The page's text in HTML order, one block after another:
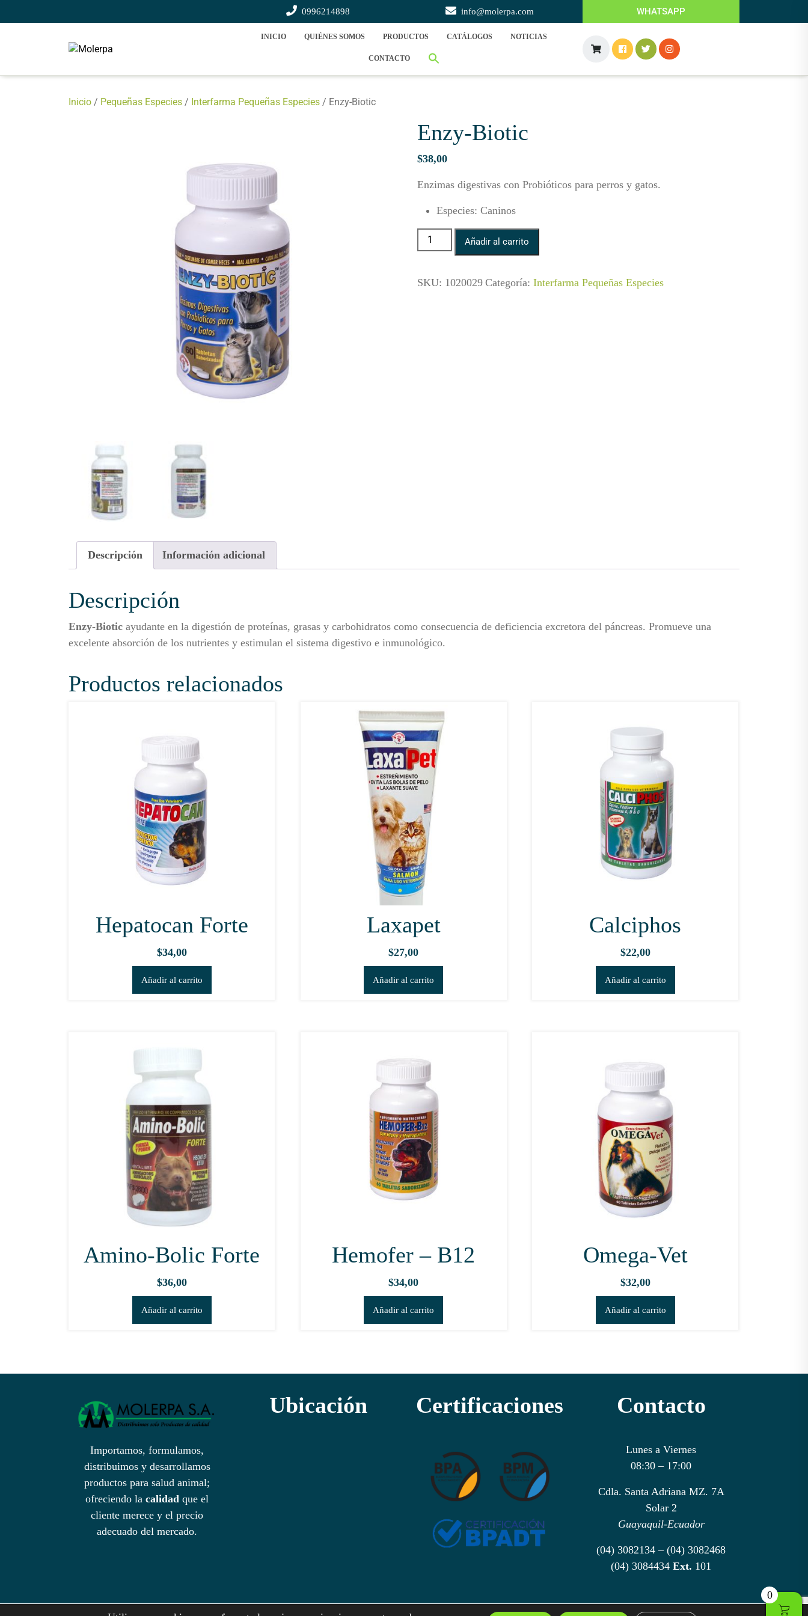
al
0996214898 info@molerpa.com WHATSAPP
INICIO QUIÉNES SOMOS PRODUCTOS CATÁLOGOS NOTICIAS
CONTACTO
Inicio / Pequeñas Especies / Interfarma Pequeñas Especies / Enzy-Biotic
Enzy-Biotic
$38,00
Enzimas digestivas con Probióticos para perros y gatos.
Especies:Caninos
Enzy-Biotic cantidad
Añadir al carrito
SKU: 1020029 Categoría:Interfarma Pequeñas Especies
Descripción Información adicional
Descripción
Enzy-Biotic ayudante en la digestión de proteínas, grasas y carbohidratos como consecuencia de deficiencia excretora del páncreas. Promueve una
excelente absorción de los nutrientes y estimulan el sistema digestivo e inmunológico.
Productos relacionados
Hepatocan Forte
$34,00
Añadir al carrito
Laxapet
$27,00
Añadir al carrito
Calciphos
$22,00
Añadir al carrito
Amino-Bolic Forte
$36,00
Añadir al carrito
Hemofer – B12
$34,00
Añadir al carrito
Omega-Vet
$32,00
Añadir al carrito
Importamos, formulamos,
distribuimos y desarrollamos
productos para salud animal;
ofreciendo la calidad que el
cliente merece y el precio
adecuado del mercado.
Ubicación Certificaciones Contacto
Lunes a Viernes
08:30 – 17:00
Cdla. Santa Adriana MZ. 7A
Solar 2
Guayaquil-Ecuador
(04) 3082134 – (04) 3082468
(04) 3084434 Ext. 101
0